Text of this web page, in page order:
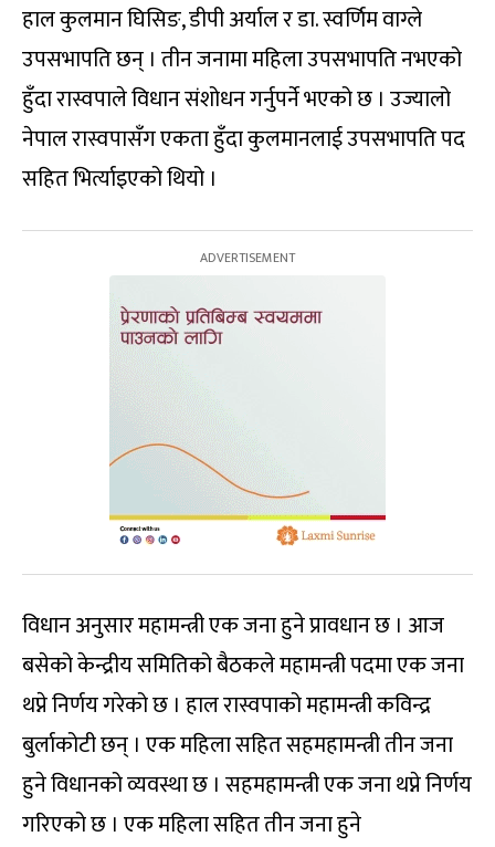
हाल कुलमान घिसिङ, डीपी अर्याल र डा. स्वर्णिम वाग्ले
उपसभापति छन् । तीन जनामा महिला उपसभापति नभएको
हुँदा रास्वपाले विधान संशोधन गर्नुपर्ने भएको छ । उज्यालो
नेपाल रास्वपासँग एकता हुँदा कुलमानलाई उपसभापति पद
सहित भिर्त्याइएको थियो ।
विधान अनुसार महामन्त्री एक जना हुने प्रावधान छ । आज
बसेको केन्द्रीय समितिको बैठकले महामन्त्री पदमा एक जना
थप्ने निर्णय गरेको छ । हाल रास्वपाको महामन्त्री कविन्द्र
बुर्लाकोटी छन् । एक महिला सहित सहमहामन्त्री तीन जना
हुने विधानको व्यवस्था छ । सहमहामन्त्री एक जना थप्ने निर्णय
गरिएको छ । एक महिला सहित तीन जना हुने